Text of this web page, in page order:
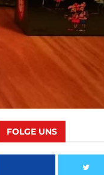
FOLGE UNS